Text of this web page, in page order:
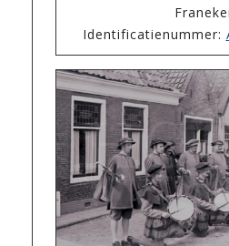
Identificatienummer: